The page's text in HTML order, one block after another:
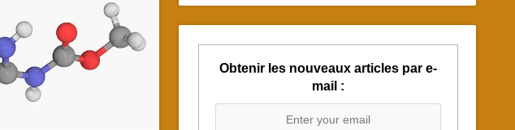
Obtenir les nouveaux articles par e-
mail :